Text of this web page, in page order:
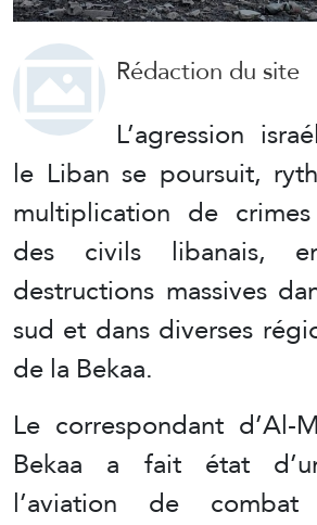
Rédaction du site
L’agression
le Liban se poursuit,
multiplication de
des civils libanais,
destructions massives
sud et dans diverses
de la Bekaa.
Le correspondant d’Al-
Bekaa a fait état
l’aviation de